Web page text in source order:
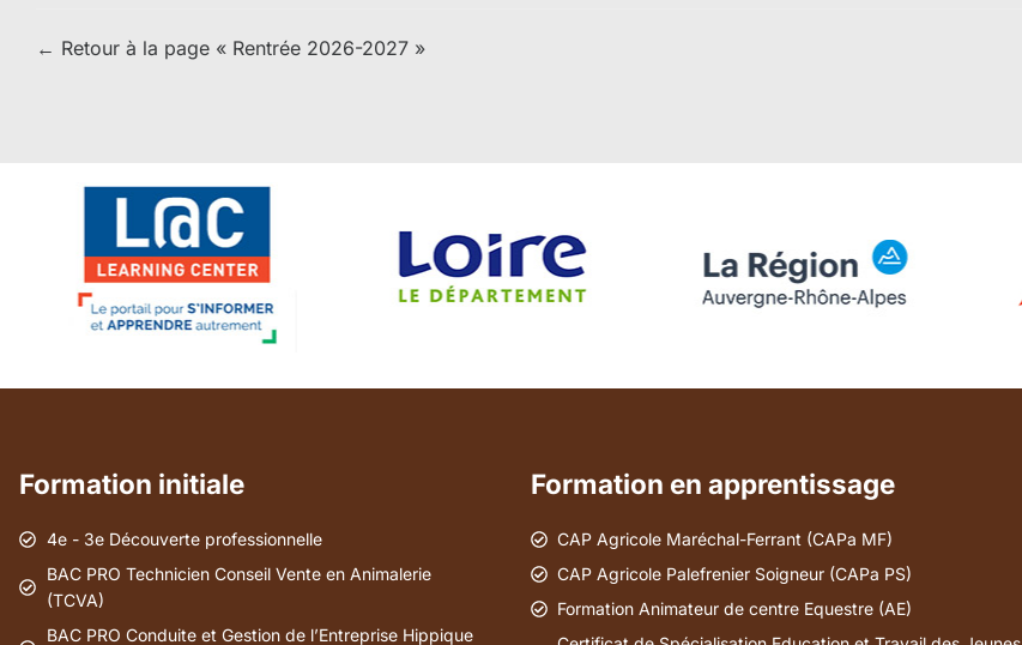
← Retour à la page « Rentrée 2026-2027 »
Formation initiale
4e - 3e Découverte professionnelle
BAC PRO Technicien Conseil Vente en Animalerie
(TCVA)
BAC PRO Conduite et Gestion de l’Entreprise Hippique
Formation en apprentissage
CAP Agricole Maréchal-Ferrant (CAPa MF)
CAP Agricole Palefrenier Soigneur (CAPa PS)
Formation Animateur de centre Equestre (AE)